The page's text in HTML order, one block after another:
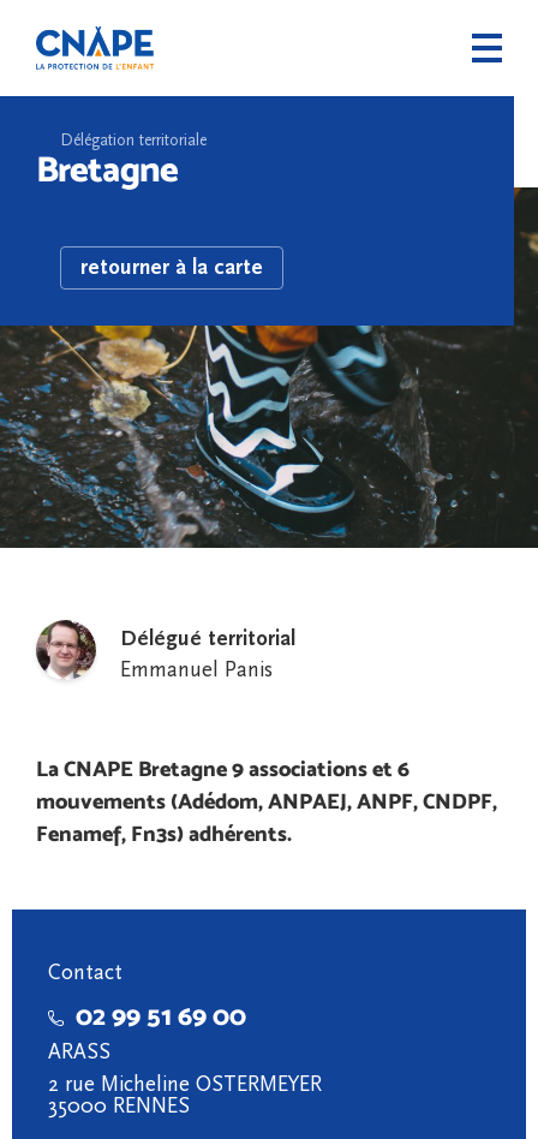
Délégation territoriale
Bretagne
retourner à la carte
Délégué territorial
Emmanuel Panis
La CNAPE Bretagne 9 associations et 6
mouvements (Adédom, ANPAEJ, ANPF, CNDPF,
Fenamef, Fn3s) adhérents.
Contact
02 99 51 69 00
ARASS
2 rue Micheline OSTERMEYER
35000 RENNES